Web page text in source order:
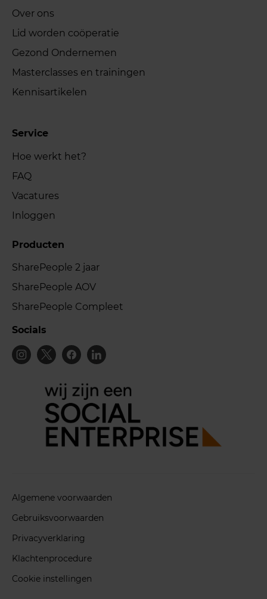
Over ons
Lid worden coöperatie
Gezond Ondernemen
Masterclasses en trainingen
Kennisartikelen
Service
Hoe werkt het?
FAQ
Vacatures
Inloggen
Producten
SharePeople 2 jaar
SharePeople AOV
SharePeople Compleet
Socials
Algemene voorwaarden
Gebruiksvoorwaarden
Privacyverklaring
Klachtenprocedure
Cookie instellingen